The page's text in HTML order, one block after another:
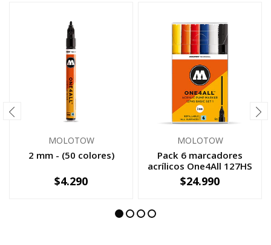
MOLOTOW
2 mm - (50 colores)
+
$4.290
MOLOTOW
Pack 6 marcadores
acrílicos One4All 127HS
2mm S...
+
$24.990